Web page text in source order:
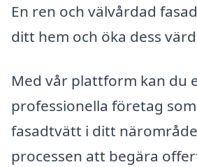
En ren och välvårdad
ditt hem och öka dess
Med vår plattform kan du
professionella företag
fasadtvätt i ditt
processen att begära